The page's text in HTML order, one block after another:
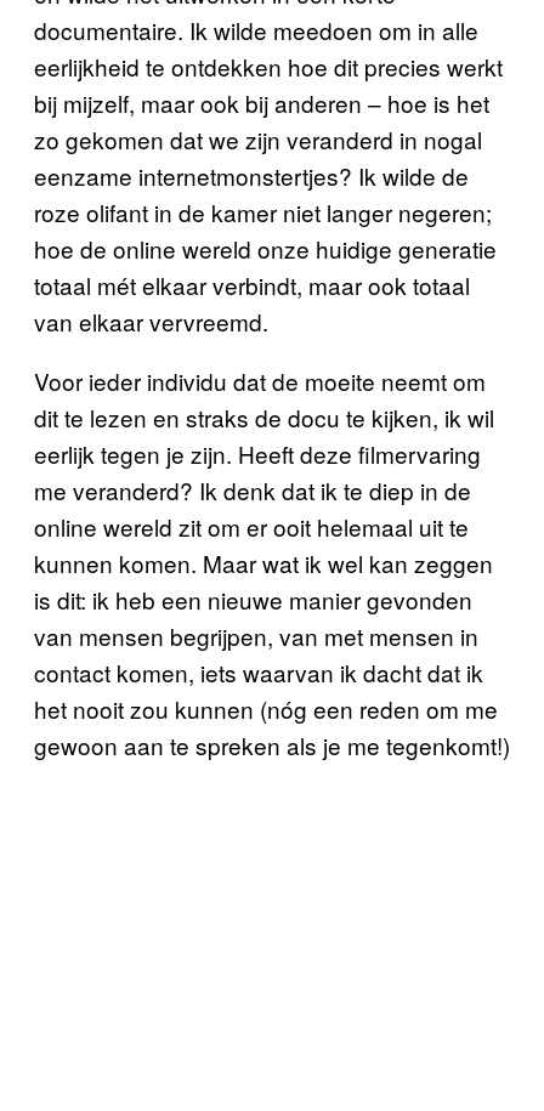
documentaire. Ik wilde meedoen om in alle
eerlijkheid te ontdekken hoe dit precies werkt
bij mijzelf, maar ook bij anderen – hoe is het
zo gekomen dat we zijn veranderd in nogal
eenzame internetmonstertjes? Ik wilde de
roze olifant in de kamer niet langer negeren;
hoe de online wereld onze huidige generatie
totaal mét elkaar verbindt, maar ook totaal
van elkaar vervreemd.
Voor ieder individu dat de moeite neemt om
dit te lezen en straks de docu te kijken, ik wil
eerlijk tegen je zijn. Heeft deze filmervaring
me veranderd? Ik denk dat ik te diep in de
online wereld zit om er ooit helemaal uit te
kunnen komen. Maar wat ik wel kan zeggen
is dit: ik heb een nieuwe manier gevonden
van mensen begrijpen, van met mensen in
contact komen, iets waarvan ik dacht dat ik
het nooit zou kunnen (nóg een reden om me
gewoon aan te spreken als je me tegenkomt!)